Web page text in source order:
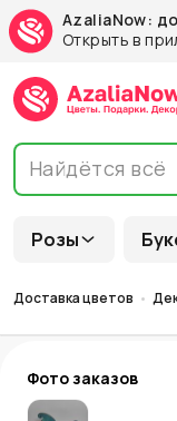
AzaliaNow:
Открыть в
Розы
Доставка цветов
Фото заказов